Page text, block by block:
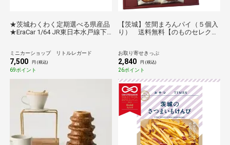
★茨城わくわく定期選べる県産品
★EraCar 1/64 JR東日本水戸線下
務用自動車 スズキエブリイ（現
行型） 2台セット
ミニカーショップ リトルレガード
7,500 円 (税込)
69ポイント
【茨城】笠間まろんパイ（５個入
り） 送料無料【のものセレクシ
お取り寄せきっぷ
2,840 円 (税込)
26ポイント